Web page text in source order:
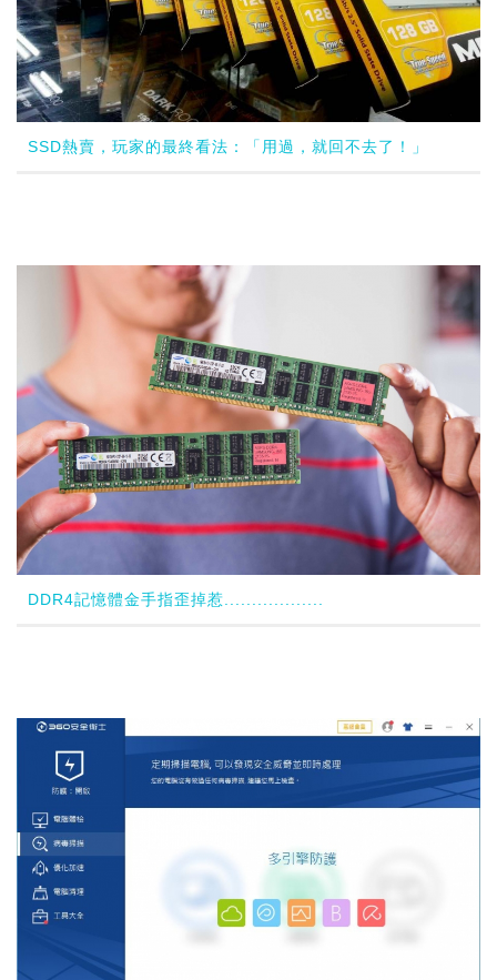
SSD熱賣，玩家的最終看法：「用過，就回不去了！」
DDR4記憶體金手指歪掉惹..................